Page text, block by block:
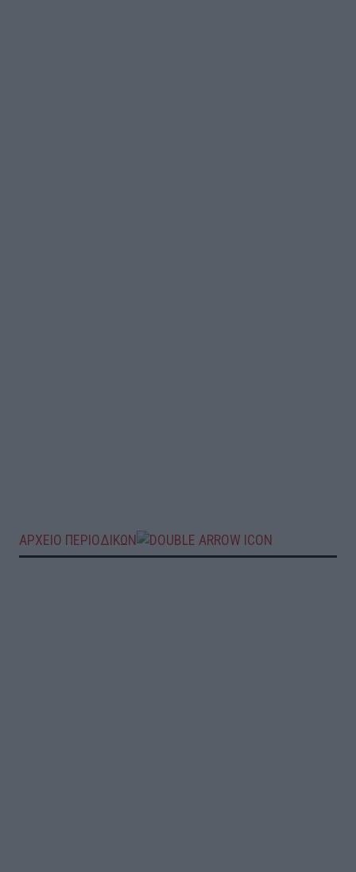
ΑΡΧΕΙΟ ΠΕΡΙΟΔΙΚΩΝ